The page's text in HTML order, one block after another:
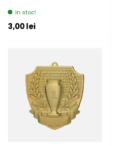
In stoc!
Pret initial
3,00 lei